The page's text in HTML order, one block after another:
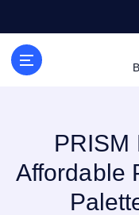
i
PRISM
Affordable